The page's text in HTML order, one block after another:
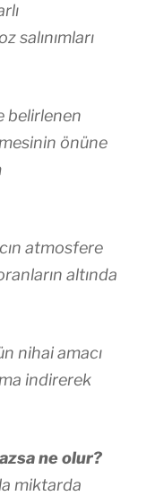
salınımları
belirlenen
önüne
atmosfere
altında
nihai amacı
indirerek
ne olur?
miktarda